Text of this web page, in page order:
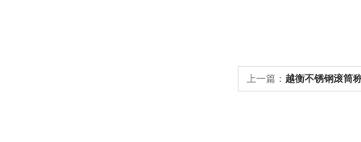
上一篇： 越衡不锈钢滚筒